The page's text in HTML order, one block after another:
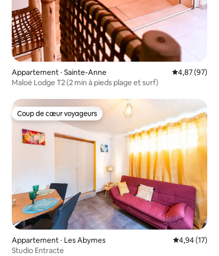
Appartement ⋅ Sainte-Anne Évaluation
4,87 (97)
Maloé Lodge T2 (2 min à pieds plage et surf)
Coup de cœur voyageurs
Coup de cœur voyageurs
Appartement ⋅ Les Abymes Évaluation
4,94 (17)
Studio Entracte